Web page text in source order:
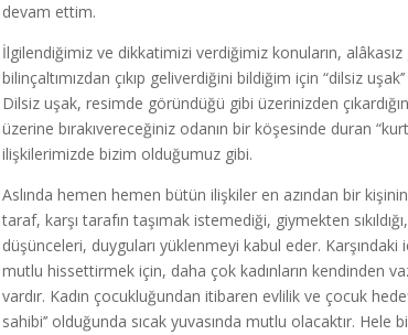
devam ettim.
İlgilendiğimiz ve dikkatimizi verdiğimiz konuların,
bilinçaltımızdan çıkıp geliverdiğini bildiğim için “dilsiz
Dilsiz uşak, resimde göründüğü gibi üzerinizden
üzerine bırakıvereceğiniz odanın bir köşesinde duran
ilişkilerimizde bizim olduğumuz gibi.
Aslında hemen hemen bütün ilişkiler en azından bir
taraf, karşı tarafın taşımak istemediği, giymekten
düşünceleri, duyguları yüklenmeyi kabul eder.
mutlu hissettirmek için, daha çok kadınların kendinden
vardır. Kadın çocukluğundan itibaren evlilik ve çocuk
sahibi’’ olduğunda sıcak yuvasında mutlu olacaktır.